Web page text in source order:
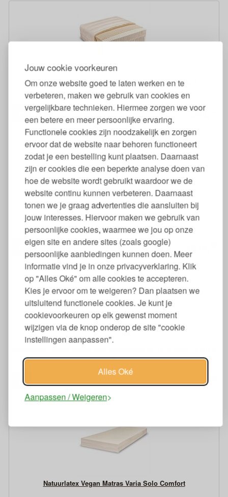
Jouw cookie voorkeuren
Om onze website goed te laten werken en te
verbeteren, maken we gebruik van cookies en
vergelijkbare technieken. Hiermee zorgen we voor
een betere en meer persoonlijke ervaring.
Functionele cookies zijn noodzakelijk en zorgen
ervoor dat de website naar behoren functioneert
zodat je een bestelling kunt plaatsen. Daarnaast
zijn er cookies die een beperkte analyse doen van
hoe de website wordt gebruikt waardoor we de
website continu kunnen verbeteren. Daarnaast
tonen we je graag advertenties die aansluiten bij
jouw interesses. Hiervoor maken we gebruik van
persoonlijke cookies, waarmee we jou op onze
eigen site en andere sites (zoals google)
persoonlijke aanbiedingen kunnen doen. Meer
informatie vind je in onze privacyverklaring. Klik
op "Alles Oké" om alle cookies te accepteren.
Kies je ervoor om te weigeren? Dan plaatsen we
uitsluitend functionele cookies. Je kunt je
cookievoorkeuren op elk gewenst moment
wijzigen via de knop onderop de site "cookie
instellingen aanpassen".
Alles Oké
Aanpassen / Weigeren
Natuurlatex Matras PiuMa Lana GOLS Gecertificeerd
998,
Natuurlatex Matras Varia Lana Comfort
Z
€829,
Natuurlatex Vegan Matras Varia Solo Comfort